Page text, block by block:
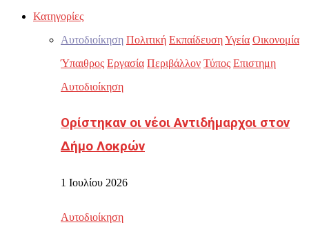
Κατηγορίες
Αυτοδιοίκηση Πολιτική ΕκπαίδευσηΥγεία Οικονομία
Ύπαιθρος Εργασία Περιβάλλον Τύπος Επιστημη
Αυτοδιοίκηση
Ορίστηκαν οι νέοι Αντιδήμαρχοι στον
Δήμο Λοκρών
1 Ιουλίου 2026
Αυτοδιοίκηση